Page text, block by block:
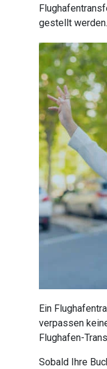
gestellt
Ein
verpassen
Flughafen-
Sobald Ihre